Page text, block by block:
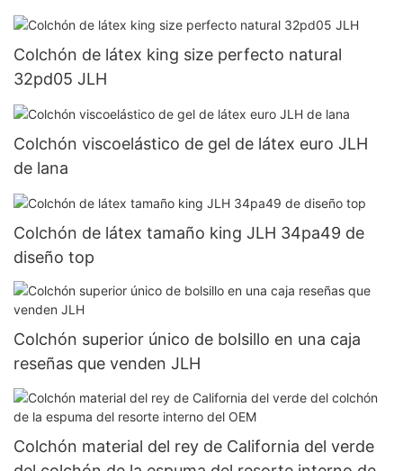
Colchón de látex king size perfecto natural
32pd05 JLH
Colchón viscoelástico de gel de látex euro JLH
de lana
Colchón de látex tamaño king JLH 34pa49 de
diseño top
Colchón superior único de bolsillo en una caja
reseñas que venden JLH
Colchón material del rey de California del verde